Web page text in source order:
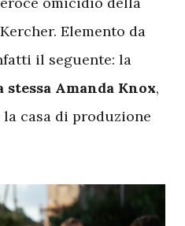
Elemento da
il seguente: la
Amanda Knox,
casa di produzione